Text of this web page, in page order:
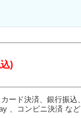
)
ード決済、銀行振込
、コンビニ決済 など